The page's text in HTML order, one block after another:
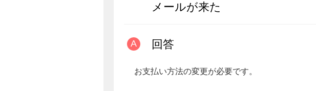
メールが来た
回答
お支払い方法の変更が必要です。